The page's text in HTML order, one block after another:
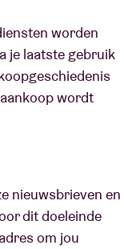
worden
je laatste gebruik
wordt
nieuwsbrieven en
dit doeleinde
om jou